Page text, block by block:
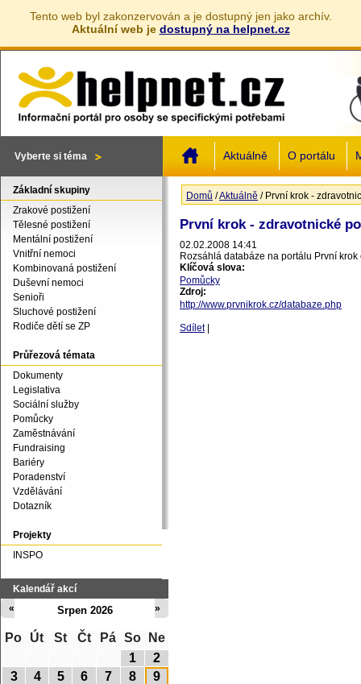
Tento web byl zakonzervován a je dostupný jen jako archív.
Aktuální web je dostupný na helpnet.cz
Vyberte si téma Aktuálně O portálu
Jste zde
Domů /Aktuálně / První krok -
První krok - zdravotnické
02.02.2008 14:41
Rozsáhlá databáze na portálu První
Klíčová slova:
Pomůcky
Zdroj:
http://www.prvnikrok.cz/databaze.php
Sdílet
Základní skupiny
Zrakové postižení
Tělesné postižení
Mentální postižení
Vnitřní nemoci
Kombinovaná postižení
Duševní nemoci
Senioři
Sluchové postižení
Rodiče dětí se ZP
Průřezová témata
Dokumenty
Legislativa
Sociální služby
Pomůcky
Zaměstnávání
Fundraising
Bariéry
Poradenství
Vzdělávání
Dotazník
Projekty
INSPO
Kalendář akcí
Srpen 2026
« »
Po Út St Čt Pá So
Ne
1
2
3
4 5 6 7 8
9